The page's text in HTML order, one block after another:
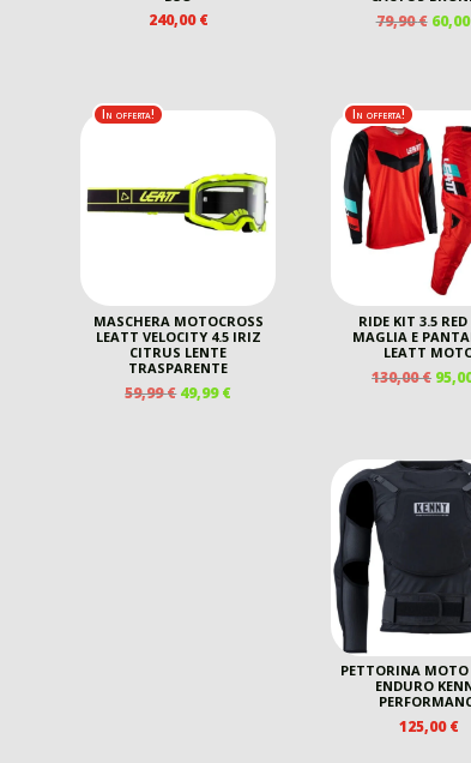
240,00€ 79,90€ IL
60,00
In offerta!
MASCHERA MOTOCROSS
LEATT VELOCITY 4.5 IRIZ
CITRUS LENTE
TRASPARENTE
59,99€ IL
49,99€IL
In offerta!
RIDE KIT 3.5 RED
MAGLIA E
LEATT
130,00€ IL
PETTORINA MOTO
ENDURO
125,00€